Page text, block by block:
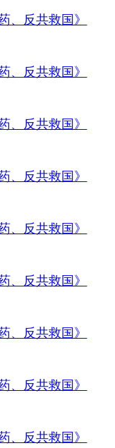
、反共救国》
、反共救国》
、反共救国》
、反共救国》
、反共救国》
、反共救国》
、反共救国》
、反共救国》
、反共救国》